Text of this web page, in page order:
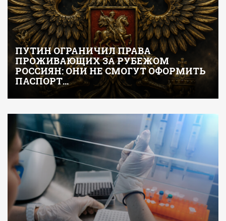
ПУТИН ОГРАНИЧИЛ ПРАВА
ПРОЖИВАЮЩИХ ЗА РУБЕЖОМ
РОССИЯН: ОНИ НЕ СМОГУТ ОФОРМИТЬ
ПАСПОРТ…